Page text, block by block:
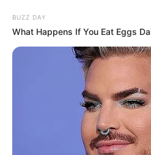
BUZZ DAY
What Happens If You Eat Eggs